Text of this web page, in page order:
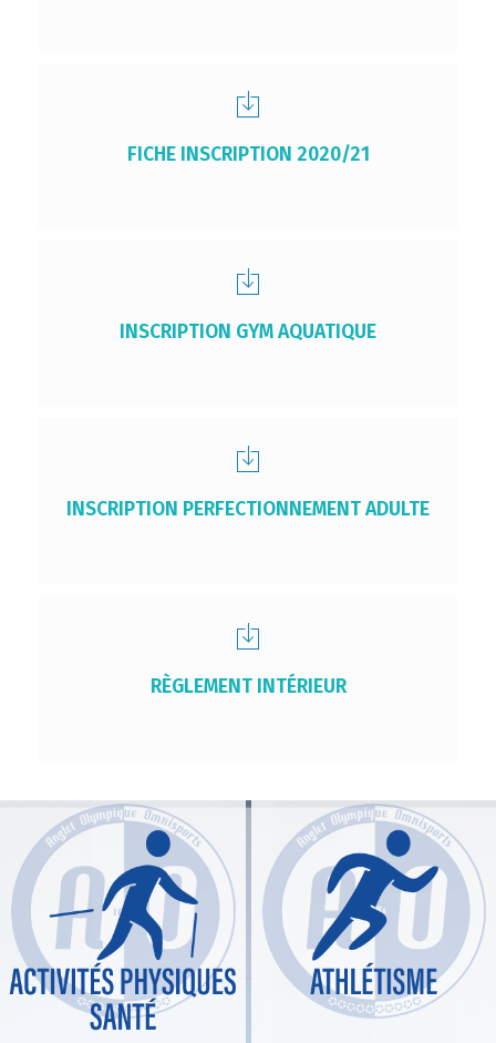
FICHE INSCRIPTION 2020/21
INSCRIPTION GYM AQUATIQUE
INSCRIPTION PERFECTIONNEMENT ADULTE
RÈGLEMENT INTÉRIEUR